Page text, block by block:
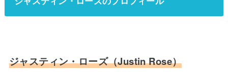
ジャスティン・ローズ（Justin Rose）